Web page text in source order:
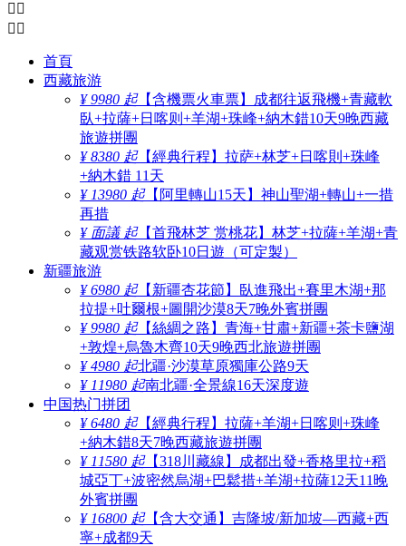
 
 
首頁
西藏旅游
¥ 9980 起【含機票火車票】成都往返飛機+青藏軟
臥+拉薩+日喀则+羊湖+珠峰+納木錯10天9晚西藏
旅遊拼團
¥ 8380 起【經典行程】拉萨+林芝+日喀則+珠峰
+納木錯 11天
¥ 13980 起【阿里轉山15天】神山聖湖+轉山+一措
再措
¥ 面議 起【首飛林芝 赏桃花】林芝+拉薩+羊湖+青
藏观赏铁路软卧10日遊（可定製）
新疆旅游
¥ 6980 起【新疆杏花節】臥進飛出+賽里木湖+那
拉提+吐爾根+圖開沙漠8天7晚外賓拼團
¥ 9980 起【絲綢之路】青海+甘肅+新疆+茶卡鹽湖
+敦煌+烏魯木齊10天9晚西北旅遊拼團
¥ 4980 起北疆·沙漠草原獨庫公路9天
¥ 11980 起南北疆·全景線16天深度遊
中国热门拼团
¥ 6480 起【經典行程】拉薩+羊湖+日喀则+珠峰
+納木錯8天7晚西藏旅遊拼團
¥ 11580 起【318川藏線】成都出發+香格里拉+稻
城亞丁+波密然烏湖+巴鬆措+羊湖+拉薩12天11晚
外賓拼團
¥ 16800 起【含大交通】吉隆坡/新加坡—西藏+西
寧+成都9天